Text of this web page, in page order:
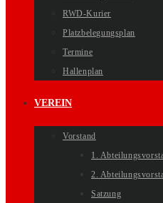
RWD-Kurier
Platzbelegungsplan
Termine
Hallenplan
VEREIN
Vorstand
1.
2.
Satzung